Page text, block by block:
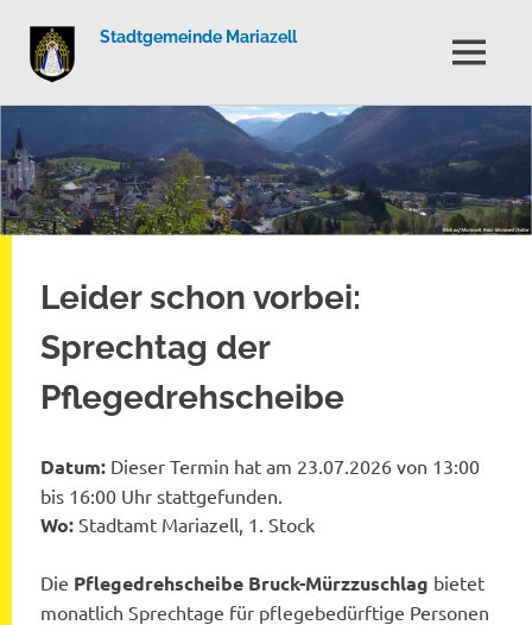
Inhalt
springen
Stadtgemeinde Mariazell
MENÜ
Leider schon vorbei:
Sprechtag der
Pflegedrehscheibe
Datum: Dieser Termin hat am 23.07.2026 von 13:00
bis 16:00 Uhr stattgefunden.
Wo: Stadtamt Mariazell, 1. Stock
Die Pflegedrehscheibe Bruck-Mürzzuschlag bietet
monatlich Sprechtage für pflegebedürftige Personen